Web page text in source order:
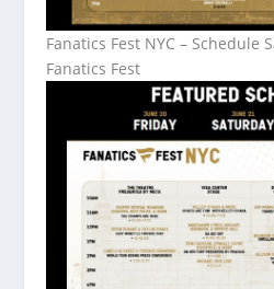
Fanatics Fest NYC – Schedule
Fanatics Fest